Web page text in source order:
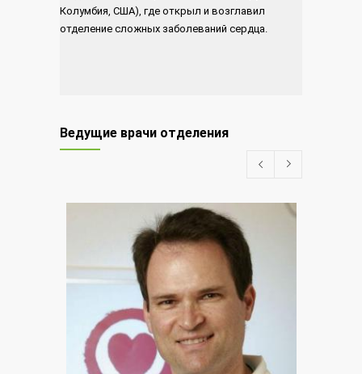
Колумбия, США), где открыл и возглавил
отделение сложных заболеваний сердца.
Ведущие врачи отделения